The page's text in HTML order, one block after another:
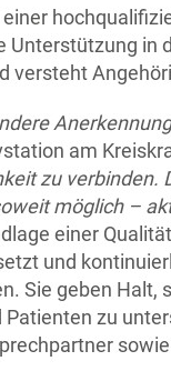
Unterstützung in
versteht
am
zu verbinden.
möglich –
einer
und
Sie geben
Patienten zu